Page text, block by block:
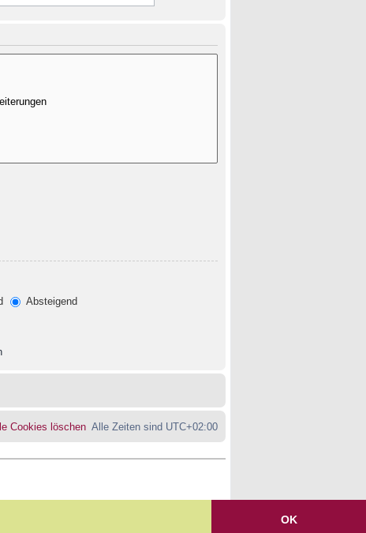
OK
Absteigend
Alle Zeiten sind UTC+02:00
Cookies löschen